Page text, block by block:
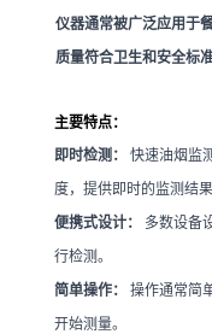
仪器通常被广泛应用于
质量符合卫生和安全标
主要特点：
即时检测：
快速油烟监
度，提供即时的监测结果
便携式设计：
多数设备
行检测。
简单操作：
操作通常简
开始测量。